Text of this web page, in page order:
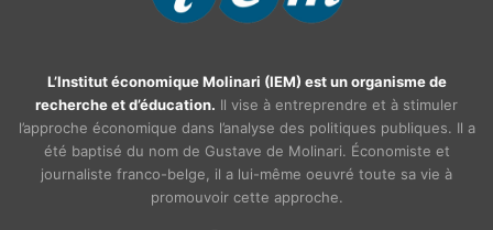
L’Institut économique Molinari (IEM) est un organisme de
recherche et d’éducation. Il vise à entreprendre et à stimuler
l’approche économique dans l’analyse des politiques publiques. Il a
été baptisé du nom de Gustave de Molinari. Économiste et
journaliste franco-belge, il a lui-même oeuvré toute sa vie à
promouvoir cette approche.